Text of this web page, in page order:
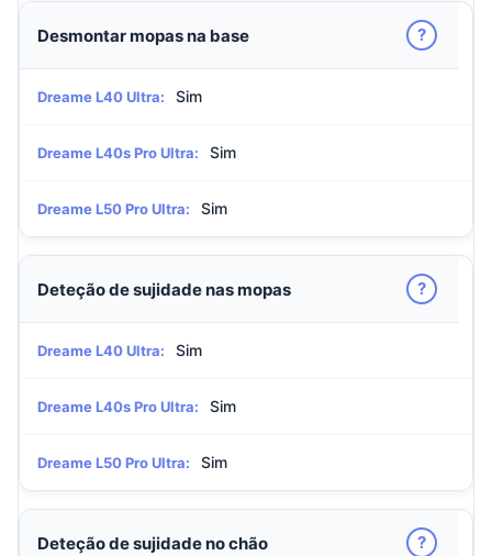
Desmontar mopas na base ?
Dreame L40 Ultra: Sim
Dreame L40s Pro Ultra: Sim
Dreame L50 Pro Ultra: Sim
Deteção de sujidade nas mopas ?
Dreame L40 Ultra: Sim
Dreame L40s Pro Ultra: Sim
Dreame L50 Pro Ultra: Sim
Deteção de sujidade no chão ?